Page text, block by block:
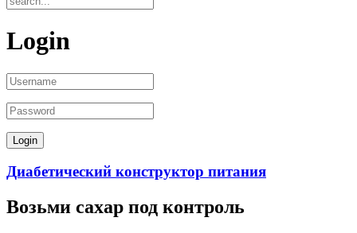
Login
Диабетический конструктор питания
Возьми сахар под контроль